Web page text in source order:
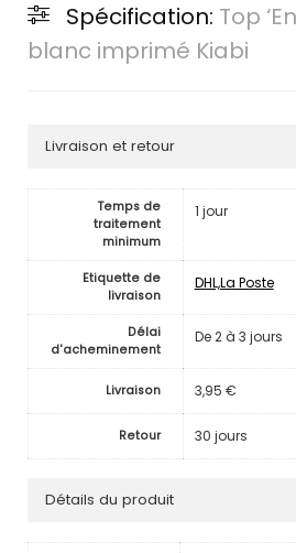
Spécification: Top
blanc imprimé Kiabi
Livraison et retour
Temps de
traitement
minimum
1 jour
Etiquette de
livraison
DHL,La Poste
Délai
d'acheminement
De 2 à 3 jours
Livraison 3,95 €
Retour 30 jours
Détails du produit